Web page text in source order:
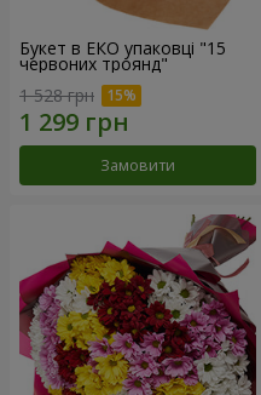
Букет в ЕКО упаковці "15
червоних троянд"
1 528 грн
Замовити